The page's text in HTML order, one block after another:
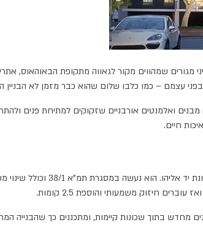
בפני עצמם – כמו כלבו שלום שהוא כבר מזמן לא הבניין
ואלמנטים אורבניים שזקוקים למתיחת פנים
חיים.
מחדש בתוך שכונות קיימות, ומתכננים כך